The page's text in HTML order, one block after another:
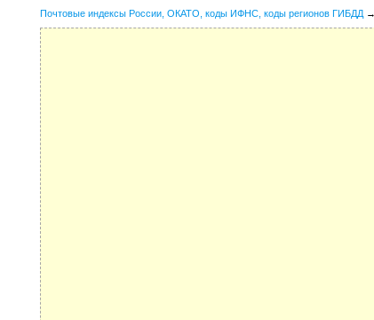
Почтовые индексы России, ОКАТО, коды ИФНС, коды регионов ГИБДД →